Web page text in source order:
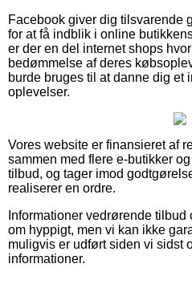
Facebook giver dig tilsvarende
for at få indblik i online
er der en del internet shops
bedømmelse af deres
burde bruges til at danne dig et
oplevelser.
Vores website er finansieret af
sammen med flere e-butikker
tilbud, og tager imod
realiserer en ordre.
Informationer vedrørende
om hyppigt, men vi kan ikke
muligvis er udført siden vi sidst
informationer.